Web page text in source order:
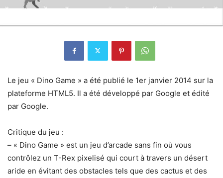
Le jeu « Dino Game » a été publié le 1er janvier 2014 sur la
plateforme HTML5. Il a été développé par Google et édité
par Google.
Critique du jeu :
– « Dino Game » est un jeu d’arcade sans fin où vous
contrôlez un T-Rex pixelisé qui court à travers un désert
aride en évitant des obstacles tels que des cactus et des